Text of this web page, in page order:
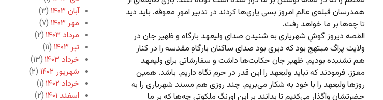
همدرسان قبله‌ی عالم امروز بسی یاری‌ها کردند در تدبیر امورِ معوقه. باید دید
تا چه‌ها بر ما خواهد رفت.
القصه دیروز گوشِ شهریاری به شنیدن صدای ولیعهد بارگاه و ظهیر جان در
ولایت پراگ مبتهج بود که دیری بود صدای ساکنان بارگاهِ مقدسه را در کنار
هم نشنیده بودیم. ظهیر جان حکایت‌ها داشت و سفارشاتی برای ولیعهد
معزز. فرمودند که نباید ولیعهد را این قدر در حرم نگاه داریم. باشد. همین
روزها ولیعهد را با خود به شکار می‌بریم. چند روزی هم مسند شهریاری را به
حضرتشان واگذار می‌کنیم تا بدانند بر این اورنگ ملکوتی چه‌ها که بر ما
آبان ۱۴۰۳
(۳)
مهر ۱۴۰۳
(۷)
مرداد ۱۴۰۳
(۲)
تیر ۱۴۰۳
(۱۱)
خرداد ۱۴۰۳
(۱۳)
شهریور ۱۴۰۲
(۲)
خرداد ۱۴۰۲
(۱)
اسفند ۱۴۰۱
(۲)